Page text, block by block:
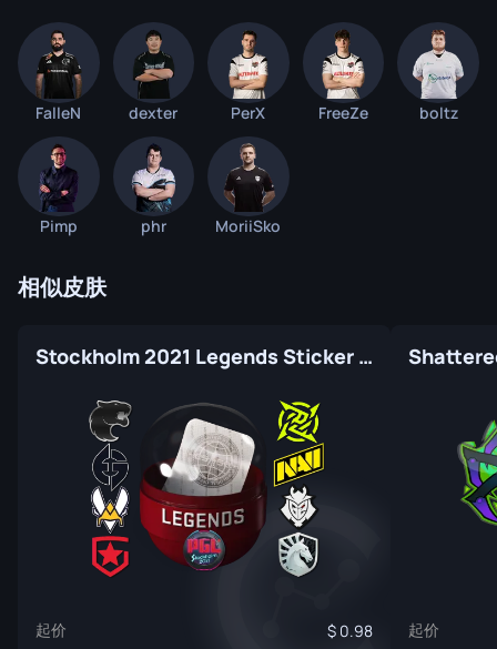
FalleN dexter PerX FreeZe boltz
Pimp phr MoriiSko
相似皮肤
Stockholm 2021 Legends Sticker Capsule
起价 0.98 起价